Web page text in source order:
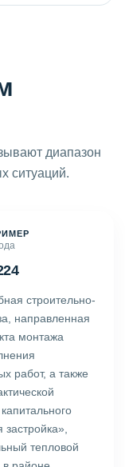
диапазон
ситуаций.
строительно-
направленная
монтажа
работ, а также
тепловой